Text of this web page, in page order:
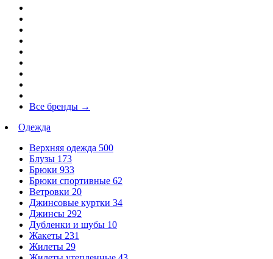
Все бренды →
Одежда
Верхняя одежда 500
Блузы 173
Брюки 933
Брюки спортивные 62
Ветровки 20
Джинсовые куртки 34
Джинсы 292
Дубленки и шубы 10
Жакеты 231
Жилеты 29